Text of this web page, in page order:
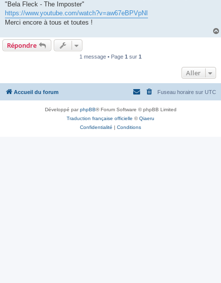
a
g
e
"Bela Fleck - The Imposter"
https://www.youtube.com/watch?v=aw67eBPVpNI
Merci encore à tous et toutes !
Répondre
1 message • Page 1 sur 1
Aller
Accueil du forum Fuseau horaire sur UTC
Développé parphpBB® Forum Software © phpBB Limited
Traduction française officielle ©Qiaeru
Confidentialité | Conditions